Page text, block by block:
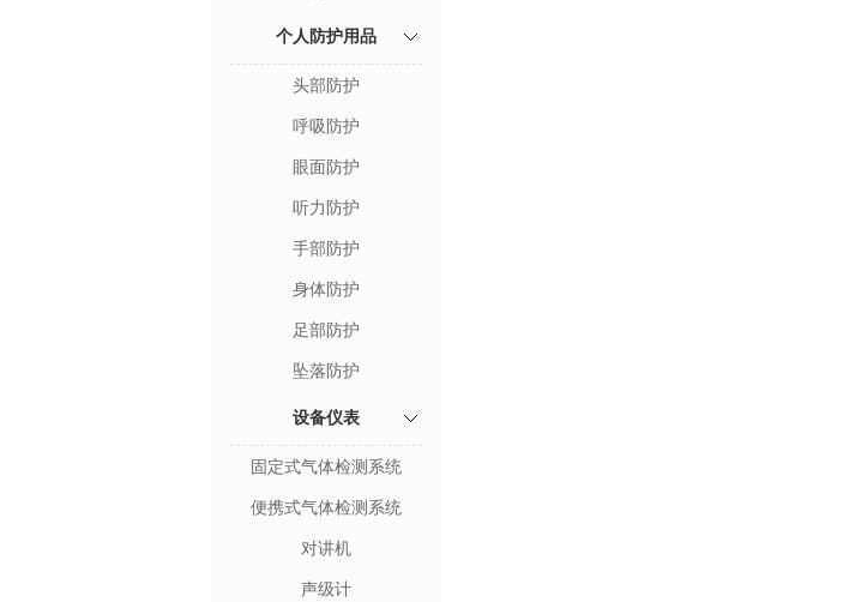
个人防护用品
头部防护
呼吸防护
眼面防护
听力防护
手部防护
身体防护
足部防护
坠落防护
设备仪表
固定式气体检测系统
便携式气体检测系统
对讲机
声级计